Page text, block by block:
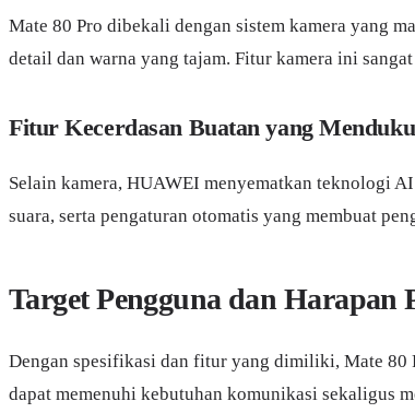
Mate 80 Pro dibekali dengan sistem kamera yang
detail dan warna yang tajam. Fitur kamera ini
Fitur Kecerdasan Buatan yang
Selain kamera, HUAWEI menyematkan teknologi
suara, serta pengaturan otomatis yang membuat
Target Pengguna dan Harapan
Dengan spesifikasi dan fitur yang dimiliki, Mate 80
dapat memenuhi kebutuhan komunikasi sekaligus